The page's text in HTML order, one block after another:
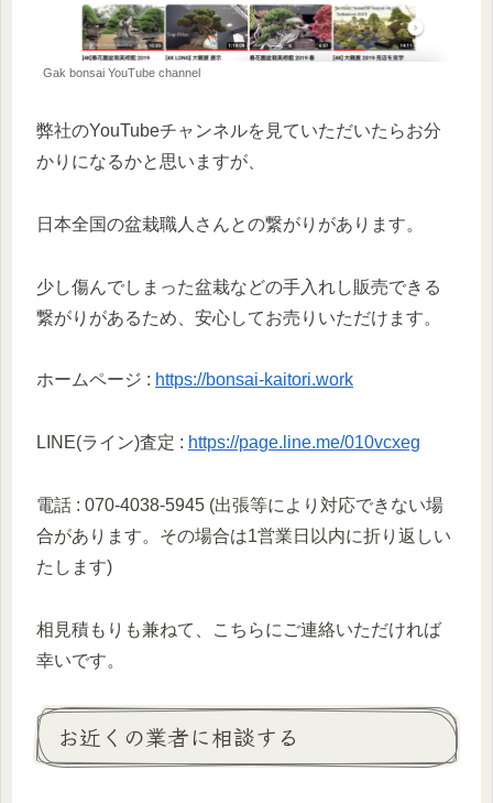
Gak bonsai YouTube channel
弊社のYouTubeチャンネルを見ていただいたらお分
かりになるかと思いますが、
日本全国の盆栽職人さんとの繋がりがあります。
少し傷んでしまった盆栽などの手入れし販売できる
繋がりがあるため、安心してお売りいただけます。
ホームページ : https://bonsai-kaitori.work
LINE(ライン)査定 : https://page.line.me/010vcxeg
電話 : 070-4038-5945 (出張等により対応できない場
合があります。その場合は1営業日以内に折り返しい
たします)
相見積もりも兼ねて、こちらにご連絡いただければ
幸いです。
お近くの業者に相談する